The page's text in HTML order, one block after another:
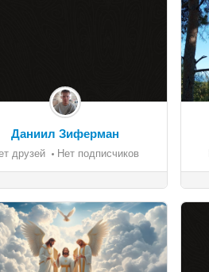
Даниил Зиферман
друзей Нет подписчиков